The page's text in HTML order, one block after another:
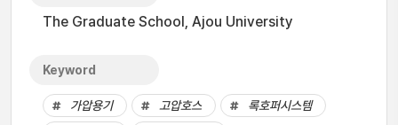
The Graduate School, Ajou University
Keyword
가압용기 고압호스
록호퍼시스템